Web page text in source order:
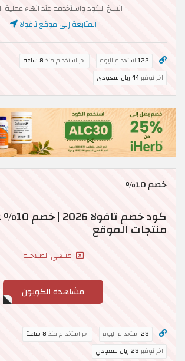
انسخ الكود واستخدمه عند انهاء عملية
المتابعة إلى موقع تافولا
122 استخدام اليوم اخر استخدام منذ 8 ساعة
اخر توفير44 ريال سعودي
خصم 10%
كود خصم
منتجات الموقع
منتهي الصلاحية
مشاهدة الكوبون
28 استخدام اليوم اخر استخدام منذ 8 ساعة
اخر توفير 28 ريال سعودي